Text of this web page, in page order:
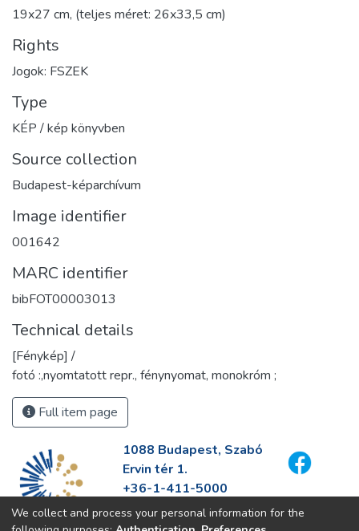
19x27 cm, (teljes méret: 26x33,5 cm)
Rights
Jogok: FSZEK
Type
KÉP / kép könyvben
Source collection
Budapest-képarchívum
Image identifier
001642
MARC identifier
bibFOT00003013
Technical details
[Fénykép] /
fotó :,nyomtatott repr., fénynyomat, monokróm ;
Full item page
1088 Budapest, Szabó
Ervin tér 1.
+36-1-411-5000
info@fszek.hu
https://fszek.hu
We collect and process your personal information for the